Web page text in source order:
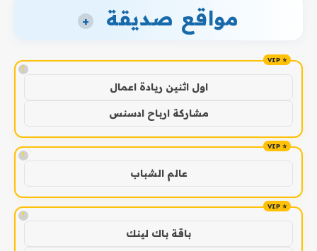
مواقع صديقة +
!
اول اثنين ريادة اعمال
مشاركة ارباح ادسنس
!
عالم الشباب
!
باقة باك لينك